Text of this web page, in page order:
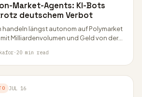
Market-Agents: KI-Bots
deutschem Verbot
handeln längst autonom auf Polymarket
mit Milliardenvolumen und Geld von der
·20 min read
JUL 16